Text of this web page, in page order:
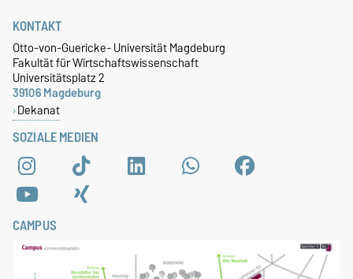
SOZIALE MEDIEN
KONTAKT
Otto-von-Guericke- Universität Magdeburg
Fakultät für Wirtschaftswissenschaft
Universitätsplatz 2
39106 Magdeburg
Dekanat
CAMPUS